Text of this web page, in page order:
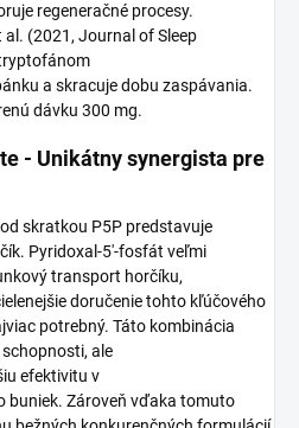
regeneračné procesy.
(2021, Journal of Sleep
a skracuje dobu zaspávania.
dávku 300 mg.
- Unikátny synergista pre
skratkou P5P predstavuje
Pyridoxal-5'-fosfát veľmi
transport horčíku,
doručenie tohto kľúčového
potrebný. Táto kombinácia
ale
efektivitu v
buniek. Zároveň vďaka tomuto